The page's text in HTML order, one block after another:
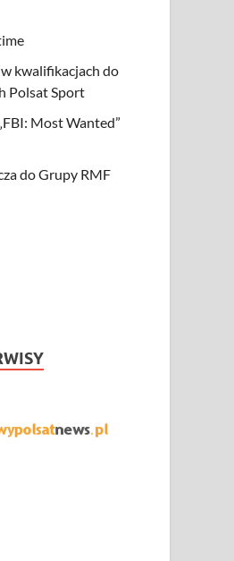
kwalifikacjach do
Polsat Sport
Most Wanted”
do Grupy RMF